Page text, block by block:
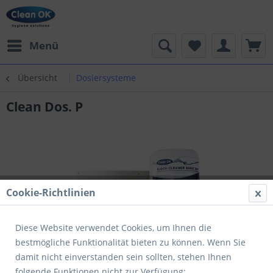
Menü
Übersicht Dosiersysteme
Clean Dos. P
Cookie-Richtlinien
Diese Website verwendet Cookies, um Ihnen die
bestmögliche Funktionalität bieten zu können. Wenn Sie
damit nicht einverstanden sein sollten, stehen Ihnen